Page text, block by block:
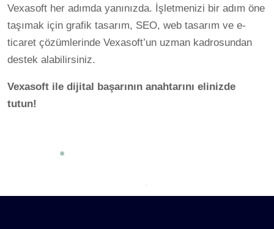
Vexasoft her adımda yanınızda. İşletmenizi bir adım öne
taşımak için grafik tasarım, SEO, web tasarım ve e-
ticaret çözümlerinde Vexasoft’un uzman kadrosundan
destek alabilirsiniz.
Vexasoft ile dijital başarının anahtarını elinizde
tutun!